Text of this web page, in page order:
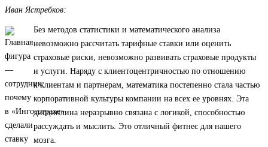
Иван Ястребков:
Без методов статистики и математического анализа
невозможно рассчитать тарифные ставки или оценить
страховые риски, невозможно развивать страховые продукты
и услуги. Наряду с клиентоцентричностью по отношению
к клиентам и партнерам, математика постепенно стала частью
корпоративной культуры компании на всех ее уровнях. Эта
дисциплина неразрывно связана с логикой, способностью
рассуждать и мыслить. Это отличный фитнес для нашего
мозга.